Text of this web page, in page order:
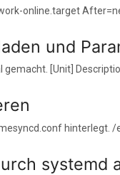
online.target
und
[Unit]
hinterlegt. /
systemd